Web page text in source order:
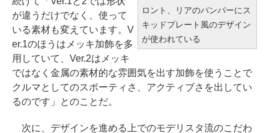
ロント、リアのバンパーにス
キッドプレート風のデザイン
が使われている
が違うだけでなく、使って
いる素材も変えています。V
er.1のほうはメッキ加飾を多
用していて、Ver.2はメッキ
ではなく金属の素材的な雰囲気を出す加飾を使うことで
クルマとしてのスポーティさ、アクティブさを出してい
るのです」とのことだ。
次に、デザインを進める上でのモデリスタ流のこだわ